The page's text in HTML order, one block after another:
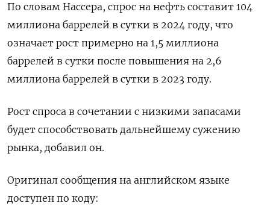
По словам Нассера, спрос на нефть составит 104
миллиона баррелей в сутки в 2024 году, что
означает рост примерно на 1,5 миллиона
баррелей в сутки после повышения на 2,6
миллиона баррелей в сутки в 2023 году.
Рост спроса в сочетании с низкими запасами
будет способствовать дальнейшему сужению
рынка, добавил он.
Оригинал сообщения на английском языке
доступен по коду: